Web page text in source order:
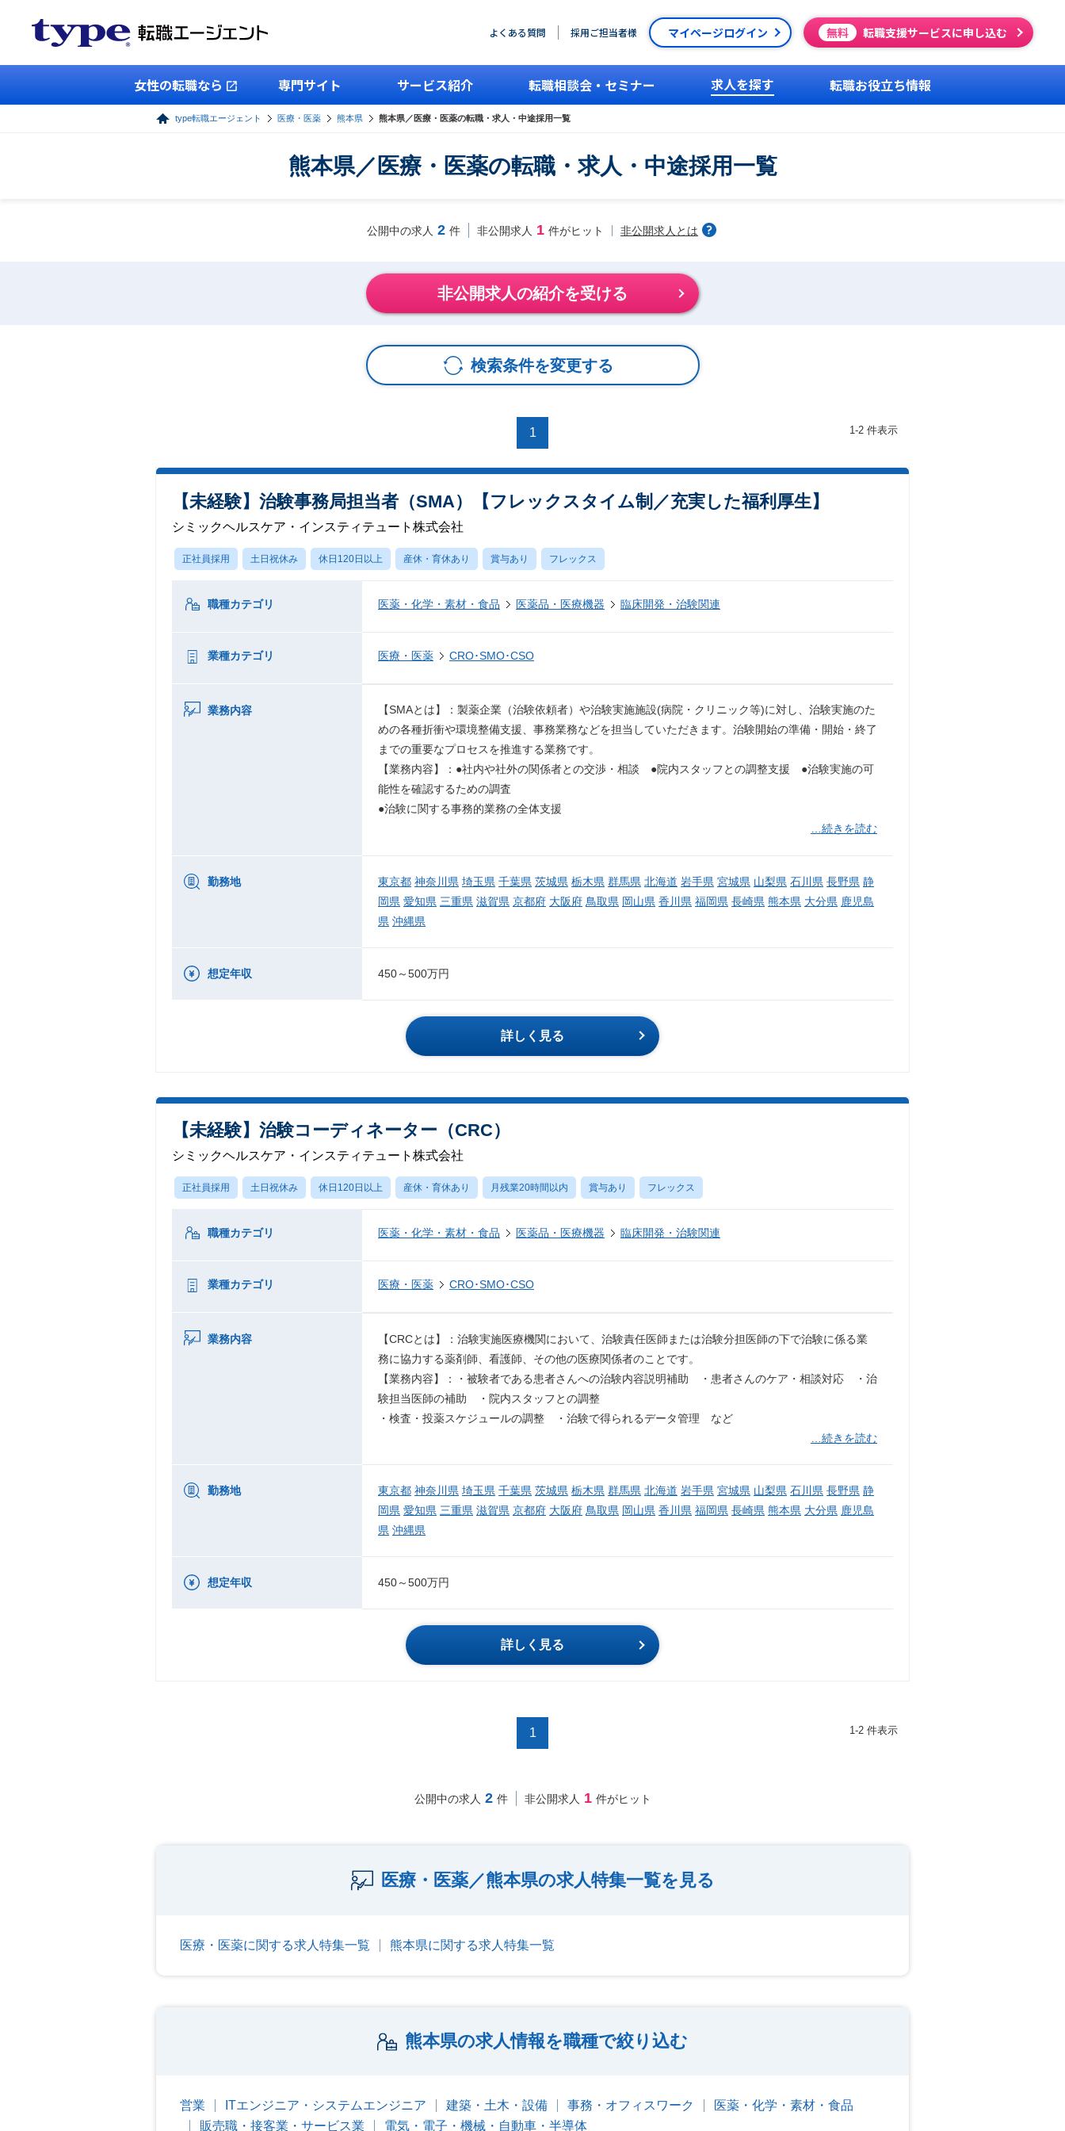
よくある質問 採用ご担当者様 マイページログイン 無料 転職支援サービスに申し込む
女性の転職なら 専門サイト サービス紹介 転職相談会・セミナー 求人を探す 転職お役立ち情報
type転職エージェント 医療・医薬 熊本県 熊本県／医療・医薬の転職・求人・中途採用一覧
熊本県／医療・医薬の転職・求人・中途採用一覧
公開中の求人 2 件 非公開求人 1 件がヒット 非公開求人とは
非公開求人の紹介を受ける
検索条件を変更する
1 1-2 件表示
【未経験】治験事務局担当者（SMA）【フレックスタイム制／充実した福利厚生】
シミックヘルスケア・インスティテュート株式会社
正社員採用 土日祝休み 休日120日以上 産休・育休あり 賞与あり フレックス
職種カテゴリ 医薬・化学・素材・食品 医薬品・医療機器 臨床開発・治験関連
業種カテゴリ 医療・医薬 CRO･SMO･CSO
業務内容
【SMAとは】：製薬企業（治験依頼者）や治験実施施設(病院・クリニック等)に対し、治験実施のた
めの各種折衝や環境整備支援、事務業務などを担当していただきます。治験開始の準備・開始・終了
までの重要なプロセスを推進する業務です。
【業務内容】：●社内や社外の関係者との交渉・相談 ●院内スタッフとの調整支援 ●治験実施の可
能性を確認するための調査
●治験に関する事務的業務の全体支援
…続きを読む
勤務地 東京都 神奈川県 埼玉県 千葉県 茨城県 栃木県 群馬県 北海道 岩手県 宮城県 山梨県 石川県 長野県 静
岡県 愛知県 三重県 滋賀県 京都府 大阪府 鳥取県 岡山県 香川県 福岡県 長崎県 熊本県 大分県 鹿児島
県 沖縄県
想定年収 450～500万円
詳しく見る
【未経験】治験コーディネーター（CRC）
シミックヘルスケア・インスティテュート株式会社
正社員採用 土日祝休み 休日120日以上 産休・育休あり 月残業20時間以内 賞与あり フレックス
職種カテゴリ 医薬・化学・素材・食品 医薬品・医療機器 臨床開発・治験関連
業種カテゴリ 医療・医薬 CRO･SMO･CSO
業務内容
【CRCとは】：治験実施医療機関において、治験責任医師または治験分担医師の下で治験に係る業
務に協力する薬剤師、看護師、その他の医療関係者のことです。
【業務内容】：・被験者である患者さんへの治験内容説明補助 ・患者さんのケア・相談対応 ・治
験担当医師の補助 ・院内スタッフとの調整
・検査・投薬スケジュールの調整 ・治験で得られるデータ管理 など
…続きを読む
勤務地 東京都 神奈川県 埼玉県 千葉県 茨城県 栃木県 群馬県 北海道 岩手県 宮城県 山梨県 石川県 長野県 静
岡県 愛知県 三重県 滋賀県 京都府 大阪府 鳥取県 岡山県 香川県 福岡県 長崎県 熊本県 大分県 鹿児島
県 沖縄県
想定年収 450～500万円
詳しく見る
1 1-2 件表示
公開中の求人 2 件 非公開求人 1 件がヒット
医療・医薬／熊本県の求人特集一覧を見る
医療・医薬に関する求人特集一覧 熊本県に関する求人特集一覧
熊本県の求人情報を職種で絞り込む
営業 ITエンジニア・システムエンジニア 建築・土木・設備 事務・オフィスワーク
医薬・化学・素材・食品
販売職・接客業・サービス業
電気・電子・機械・自動車・半導体